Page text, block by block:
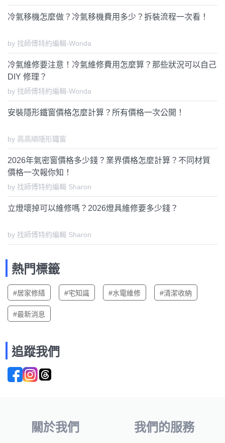
冷氣移機怎麼做？冷氣移機費用多少？拆裝流程一次看！
by 找師傅特約編輯-Wonda
冷氣維修要注意！冷氣維修費用怎麼算？那些狀況可以自己
DIY 修理？
by 找師傅特約編輯-Wonda
安裝隱形鐵窗價格怎麼計算？所有價格一次公開！
by 高高順隱形鐵窗
2026年氣密窗價格多少錢？業界價格怎麼計算？不同材質
價格一次報你知！
by 找師傅特約編輯 Sharon
立燈壞掉可以維修嗎？2026燈具維修要多少錢？
by 找師傅特約編輯 Sharon
熱門標籤
#居家修繕 #宅知識 #水電維修 #清潔收納
#最新消息
追蹤我們
關於我們 我們的服務